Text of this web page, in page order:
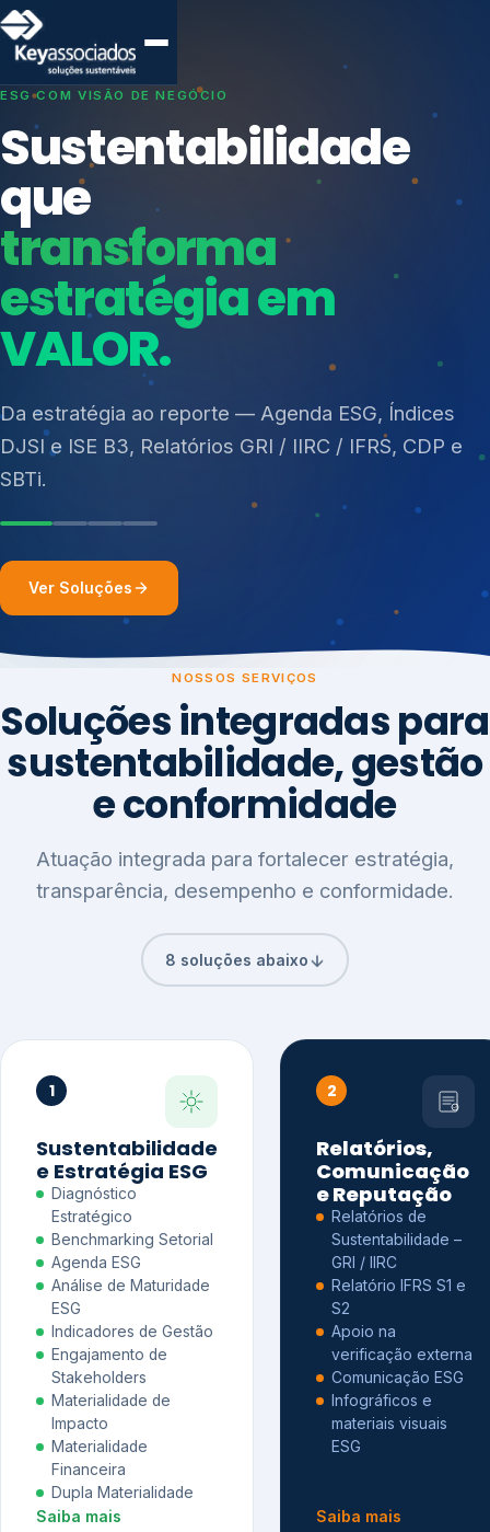
SISTEMAS DE GESTÃO OTIMIZADOS E INTEGRADOS
Conformidade que
protege seu
negócio.
Consultoria, auditoria e treinamentos em ISO 27001,
ISO 27701, ISO 42001, ISO 37001, ISO 9001, ISO
14001, ISO 45001, ONA e PNQ — Gestão de
resíduos sólidos (PGRS/PMGRS).
Índices de Mercado
Mudanças Climáticas
Reputação e Cadeia
Reporte Regulatório
Ver Soluções
NOSSOS SERVIÇOS
Soluções integradas para
sustentabilidade, gestão
e conformidade
Atuação integrada para fortalecer estratégia,
transparência, desempenho e conformidade.
8 soluções abaixo
1
Sustentabilidade
e Estratégia ESG
Diagnóstico
Estratégico
Benchmarking Setorial
Agenda ESG
Análise de Maturidade
ESG
Indicadores de Gestão
Engajamento de
Stakeholders
Materialidade de
Impacto
Materialidade
Financeira
Dupla Materialidade
Saiba mais
2
Relatórios,
Comunicação
e Reputação
Relatórios de
Sustentabilidade –
GRI / IIRC
Relatório IFRS S1 e
S2
Apoio na
verificação externa
Comunicação ESG
Infográficos e
materiais visuais
ESG
Saiba mais